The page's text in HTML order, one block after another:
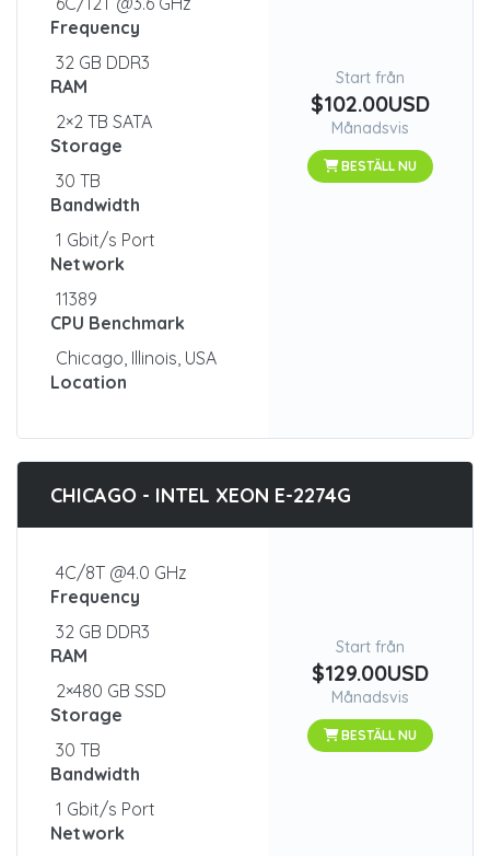
Frequency
32 GB DDR3
RAM
2×2 TB SATA
Storage
30 TB
Bandwidth
1 Gbit/s Port
Network
11389
CPU Benchmark
Chicago, Illinois, USA
Location
Start från
$102.00USD
Månadsvis
BESTÄLL NU
CHICAGO - INTEL XEON E-2274G
4C/8T @4.0 GHz
Frequency
32 GB DDR3
RAM
2×480 GB SSD
Storage
30 TB
Bandwidth
1 Gbit/s Port
Network
Start från
$129.00USD
Månadsvis
BESTÄLL NU